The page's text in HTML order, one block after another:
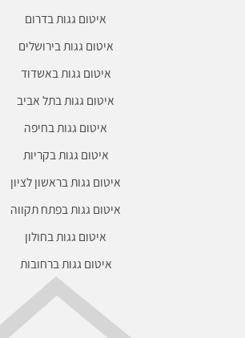
איטום גגות בדרום
איטום גגות בירושלים
איטום גגות באשדוד
איטום גגות בתל אביב
איטום גגות בחיפה
איטום גגות בקריות
איטום גגות בראשון לציון
איטום גגות בפתח תקווה
איטום גגות בחולון
איטום גגות ברחובות